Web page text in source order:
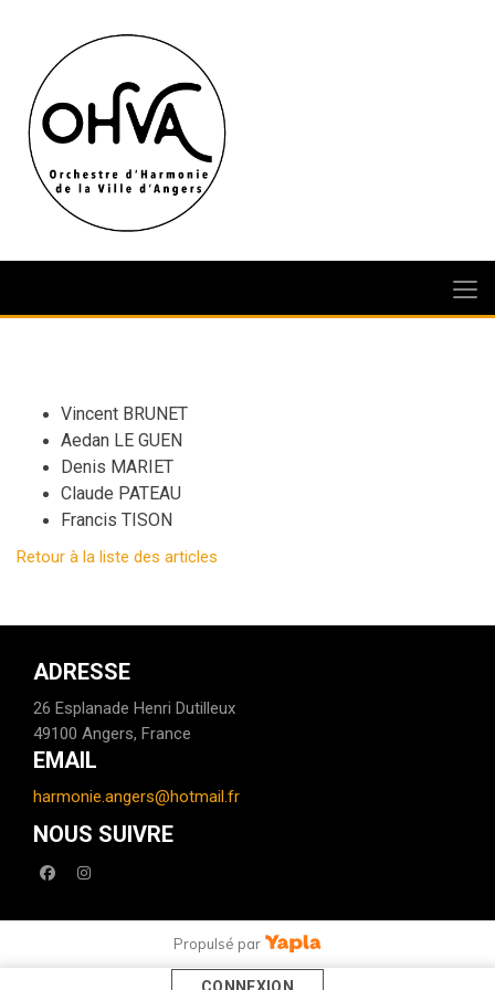
CONNEXION
Vincent BRUNET
Aedan LE GUEN
Denis MARIET
Claude PATEAU
Francis TISON
Retour à la liste des articles
ADRESSE
26 Esplanade Henri Dutilleux
49100 Angers, France
EMAIL
harmonie.angers@hotmail.fr
NOUS SUIVRE
facebookinstagram
Propulsé par